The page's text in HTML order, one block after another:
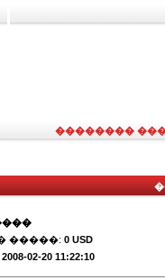
��������
�����: 0 USD
2008-02-20 11:22:10